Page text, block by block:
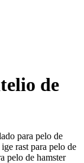
de
para pelo de
rast para pelo de
pelo de hamster